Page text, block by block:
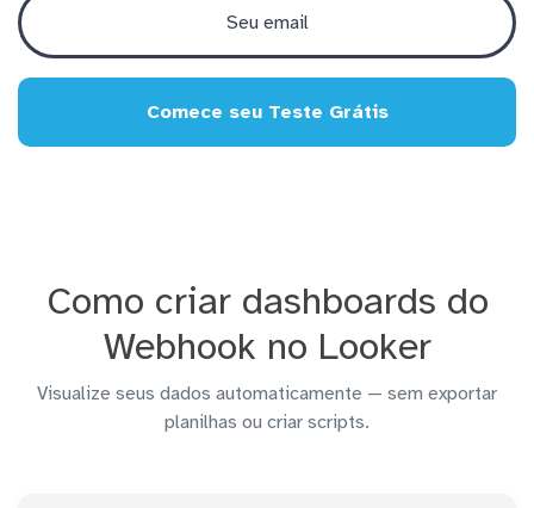
Comece seu Teste Grátis
Como criar dashboards do
Webhook no Looker
Visualize seus dados automaticamente — sem exportar
planilhas ou criar scripts.